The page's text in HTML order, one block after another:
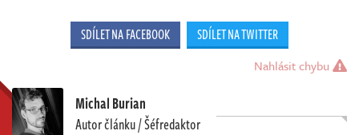
SDÍLET NA FACEBOOK SDÍLET NA TWITTER
Nahlásit chybu
Michal Burian
Autor článku / Šéfredaktor